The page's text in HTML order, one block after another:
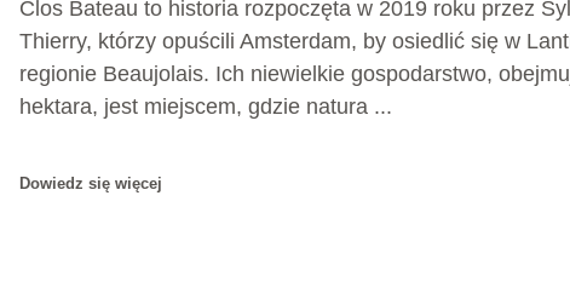
Clos Bateau to historia rozpoczęta w 2019 roku przez
Thierry, którzy opuścili Amsterdam, by osiedlić się w
regionie Beaujolais. Ich niewielkie gospodarstwo,
hektara, jest miejscem, gdzie natura ...
Dowiedz się więcej